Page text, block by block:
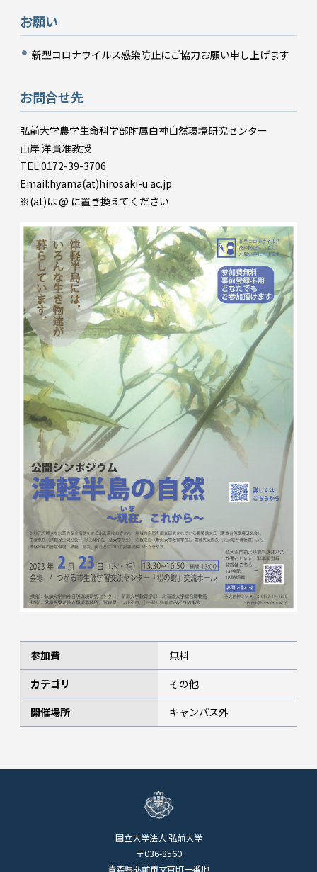
お願い
新型コロナウイルス感染防止にご協力お願い申し上げます
お問合せ先
弘前大学農学生命科学部附属白神自然環境研究センター
山岸 洋貴准教授
TEL:0172-39-3706
Email:hyama(at)hirosaki-u.ac.jp
※(at)は @ に置き換えてください
参加費
無料
カテゴリ
その他
開催場所
キャンパス外
国立大学法人 弘前大学
〒036-8560
青森県弘前市文京町一番地